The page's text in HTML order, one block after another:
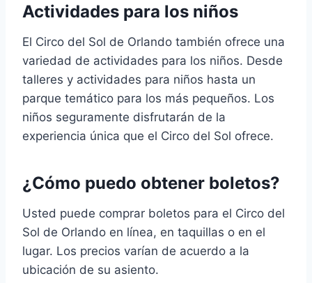
Actividades para los niños
El Circo del Sol de Orlando también ofrece una
variedad de actividades para los niños. Desde
talleres y actividades para niños hasta un
parque temático para los más pequeños. Los
niños seguramente disfrutarán de la
experiencia única que el Circo del Sol ofrece.
¿Cómo puedo obtener boletos?
Usted puede comprar boletos para el Circo del
Sol de Orlando en línea, en taquillas o en el
lugar. Los precios varían de acuerdo a la
ubicación de su asiento.